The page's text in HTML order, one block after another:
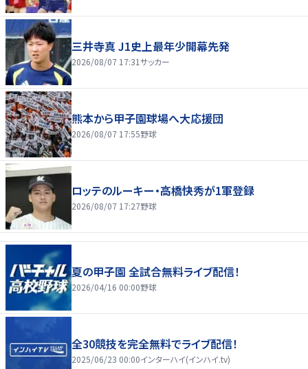
三井寺真 J1史上最年少開幕先発
2026/08/07 17:31サッカー
熊本から甲子園球場へ大応援団
2026/08/07 17:55野球
ロッテのルーキー・高橋快秀が1軍登録
2026/08/07 17:27野球
夏の甲子園 全試合無料ライブ配信！
2026/04/16 00:00野球
全30競技を完全無料でライブ配信！
2025/06/23 00:00インターハイ(インハイ.tv)